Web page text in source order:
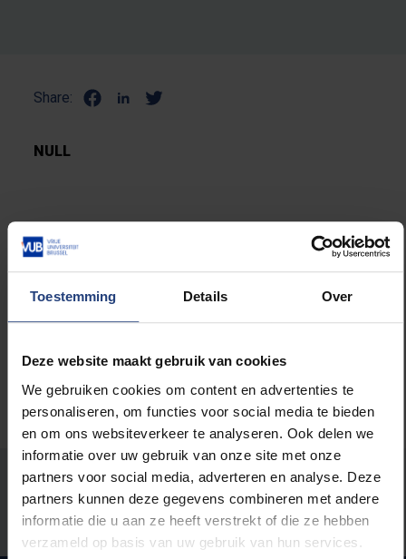
Toestemming Details Over
Deze website maakt gebruik van cookies
We gebruiken cookies om content en advertenties te
personaliseren, om functies voor social media te bieden
en om ons websiteverkeer te analyseren. Ook delen we
informatie over uw gebruik van onze site met onze
partners voor social media, adverteren en analyse. Deze
partners kunnen deze gegevens combineren met andere
informatie die u aan ze heeft verstrekt of die ze hebben
verzameld op basis van uw gebruik van hun services.
Share:
NULL
Universiteit
Stond er een fout op deze pagina?
Laat het ons weten